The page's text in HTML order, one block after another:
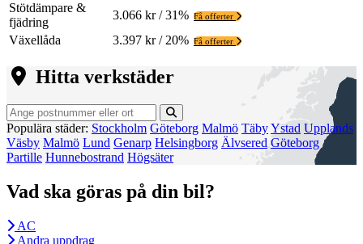
Stötdämpare &
fjädring
3.066 kr / 31% Få offerter
Växellåda 3.397 kr / 20% Få offerter
Hitta verkstäder
Populära städer: Stockholm Göteborg Malmö TäbyYstad Upplands
Väsby Malmö Lund Genarp Helsingborg Älvsered Göteborg
Partille Hunnebostrand Högsäter
Vad ska göras på din bil?
AC
Andra uppdrag